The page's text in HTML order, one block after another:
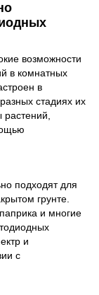
возможности
в комнатных
в
стадиях их
подходят для
грунте.
и многие
и
с